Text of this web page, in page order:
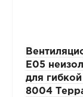
E05
для
8004